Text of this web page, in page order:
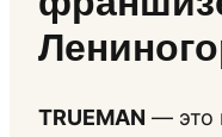
TRUEMAN — это